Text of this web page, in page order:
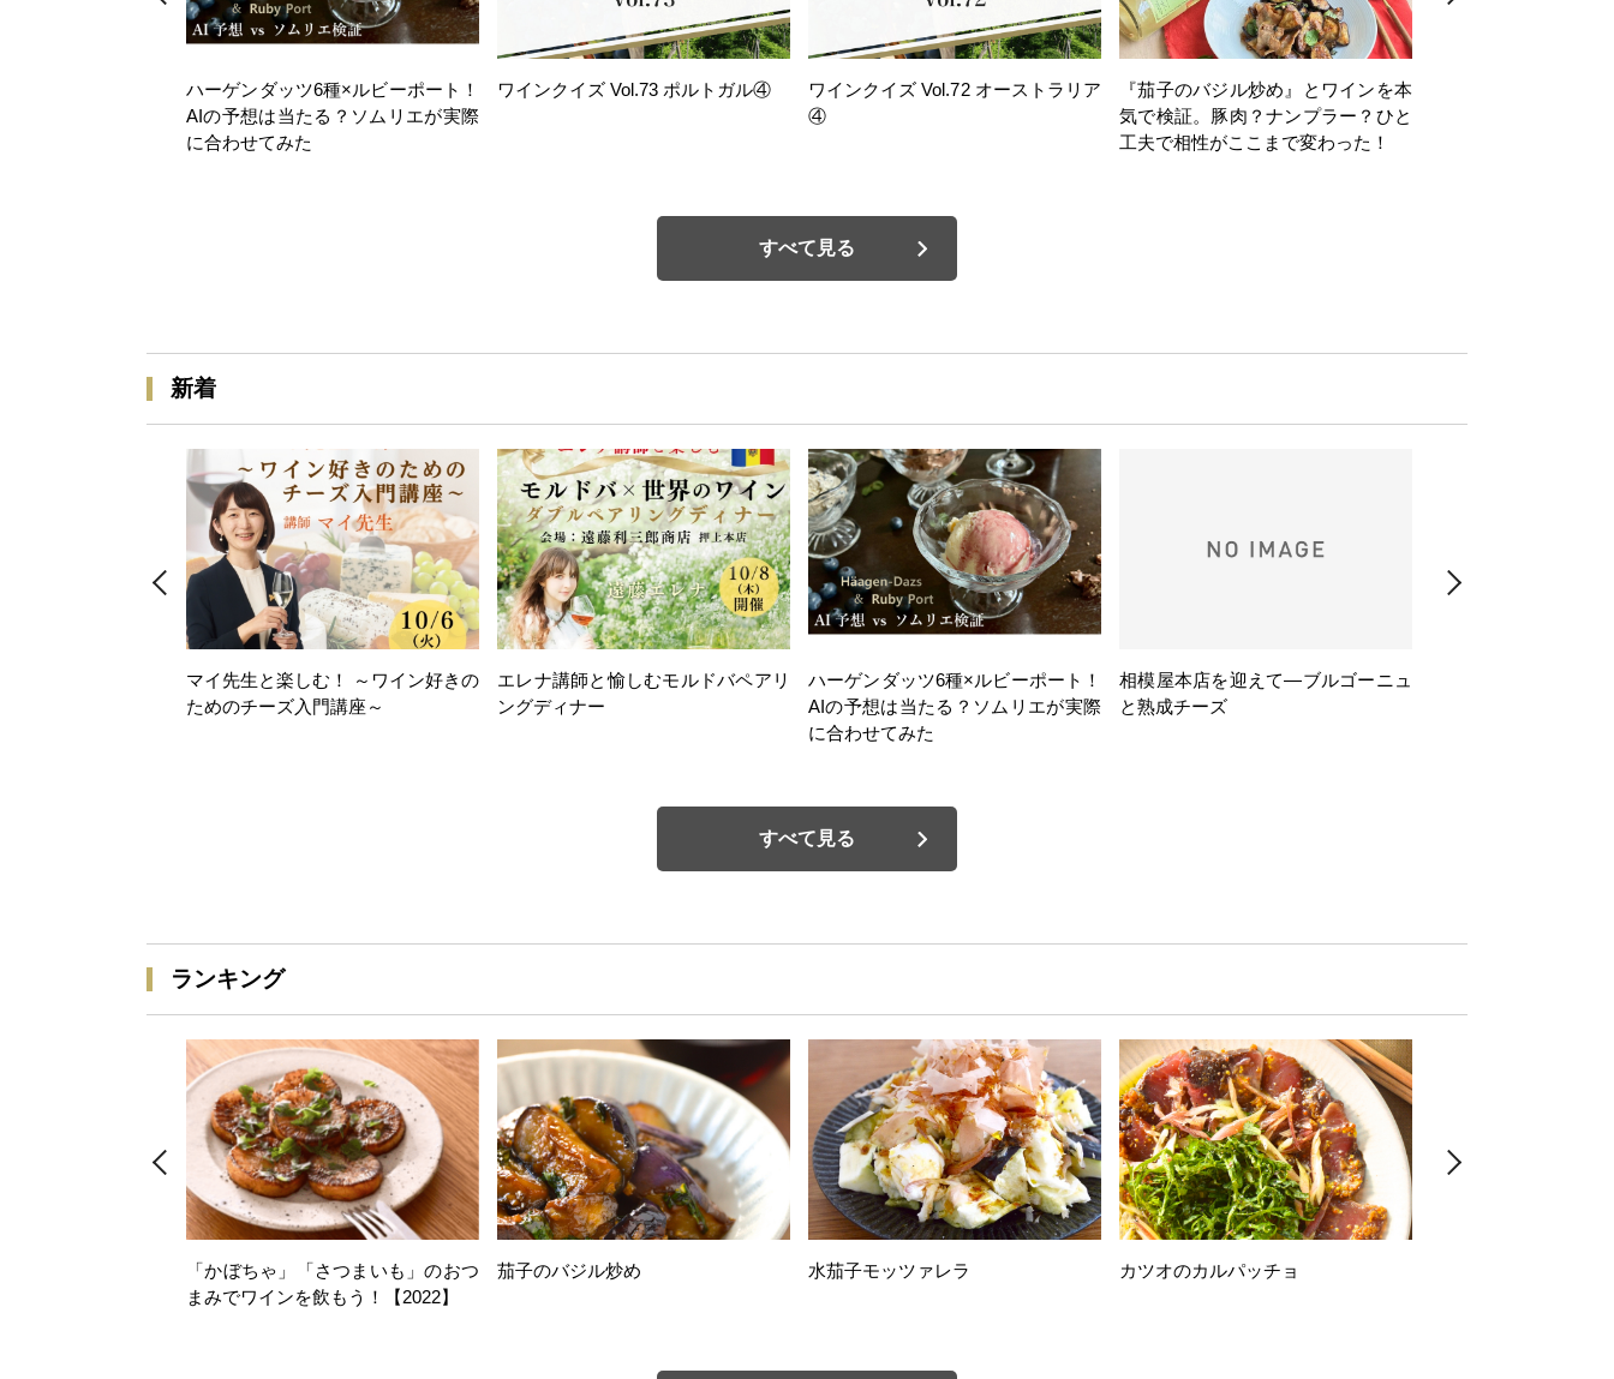
ハーゲンダッツ6種×ルビーポート！
AIの予想は当たる？ソムリエが実際
に合わせてみた
ワインクイズ Vol.73 ポルトガル④
ワインクイズ Vol.72 オーストラリア
④
『茄子のバジル炒め』とワインを本
気で検証。豚肉？ナンプラー？ひと
工夫で相性がここまで変わった！
すべて見る
新着
マイ先生と楽しむ！ ～ワイン好きの
ためのチーズ入門講座～
エレナ講師と愉しむモルドバペアリ
ングディナー
ハーゲンダッツ6種×ルビーポート！
AIの予想は当たる？ソムリエが実際
に合わせてみた
相模屋本店を迎えて―ブルゴーニュ
と熟成チーズ
すべて見る
ランキング
「かぼちゃ」「さつまいも」のおつ
まみでワインを飲もう！【2022】
茄子のバジル炒め 水茄子モッツァレラ カツオのカルパッチョ